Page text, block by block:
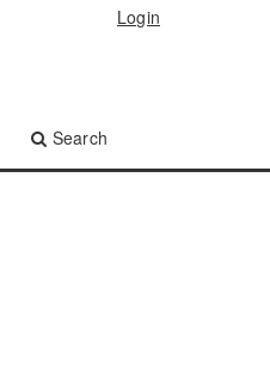
Search
Login